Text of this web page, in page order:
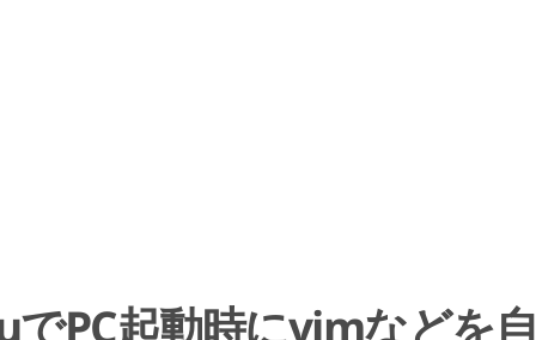
PC起動時にvimなどを